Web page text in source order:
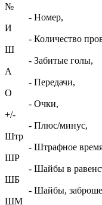
№
- Номер,
И
- Количество
Ш
- Забитые голы,
А
- Передачи,
О
- Очки,
+/-
- Плюс/минус,
Штр
- Штрафное
ШР
- Шайбы в
ШБ
- Шайбы,
ШМ